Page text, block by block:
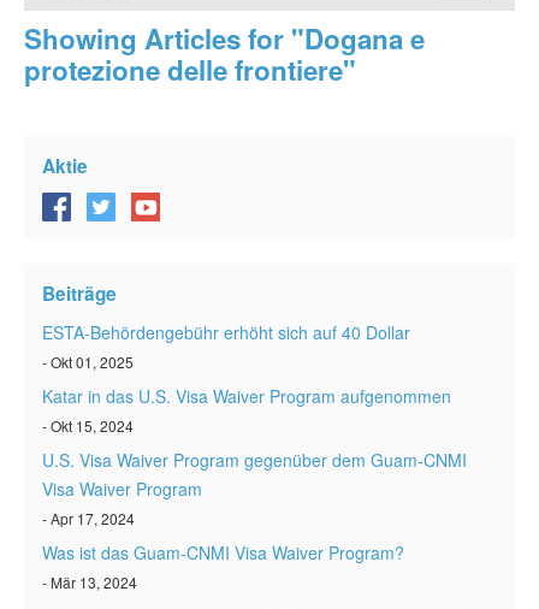
Home
VWP
ESTA Artikel
Kontakt
Showing Articles for "Dogana e
protezione delle frontiere"
Aktie
Beiträge
ESTA-Behördengebühr erhöht sich auf 40 Dollar
- Okt 01, 2025
Katar in das U.S. Visa Waiver Program aufgenommen
- Okt 15, 2024
U.S. Visa Waiver Program gegenüber dem Guam-CNMI
Visa Waiver Program
- Apr 17, 2024
Was ist das Guam-CNMI Visa Waiver Program?
- Mär 13, 2024